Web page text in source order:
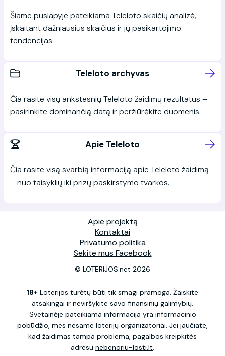
Šiame puslapyje pateikiama Teleloto skaičių analizė,
įskaitant dažniausius skaičius ir jų pasikartojimo
tendencijas.
Teleloto archyvas
Čia rasite visų ankstesnių Teleloto žaidimų rezultatus –
pasirinkite dominančią datą ir peržiūrėkite duomenis.
Apie Teleloto
Čia rasite visą svarbią informaciją apie Teleloto žaidimą
– nuo taisyklių iki prizų paskirstymo tvarkos.
Apie projektą
Kontaktai
Privatumo politika
Sekite mus Facebook
© LOTERIJOS.net 2026
18+ Loterijos turėtų būti tik smagi pramoga. Žaiskite
atsakingai ir neviršykite savo finansinių galimybių.
Svetainėje pateikiama informacija yra informacinio
pobūdžio, mes nesame loterijų organizatoriai. Jei jaučiate,
kad žaidimas tampa problema, pagalbos kreipkitės
adresu nebenoriu-losti.lt.